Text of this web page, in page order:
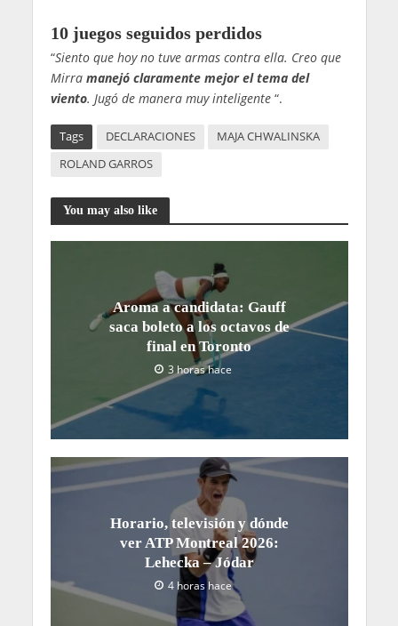
10 juegos seguidos perdidos
“Siento que hoy no tuve armas contra ella. Creo que
Mirra manejó claramente mejor el tema del
viento. Jugó de manera muy inteligente“.
Tags DECLARACIONES
MAJA CHWALINSKA
ROLAND GARROS
You may also like
Aroma a candidata: Gauff
saca boleto a los octavos de
final en Toronto
3 horas hace
Horario, televisión y dónde
ver ATP Montreal 2026:
Lehecka – Jódar
4 horas hace